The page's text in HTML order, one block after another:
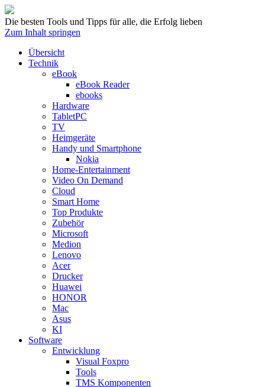
Die besten Tools und Tipps für alle, die Erfolg lieben
Zum Inhalt springen
Übersicht
Technik
eBook
eBook Reader
ebooks
Hardware
TabletPC
TV
Heimgeräte
Handy und Smartphone
Nokia
Home-Entertainment
Video On Demand
Cloud
Smart Home
Top Produkte
Zubehör
Microsoft
Medion
Lenovo
Acer
Drucker
Huawei
HONOR
Mac
Asus
KI
Software
Entwicklung
Visual Foxpro
Tools
TMS Komponenten